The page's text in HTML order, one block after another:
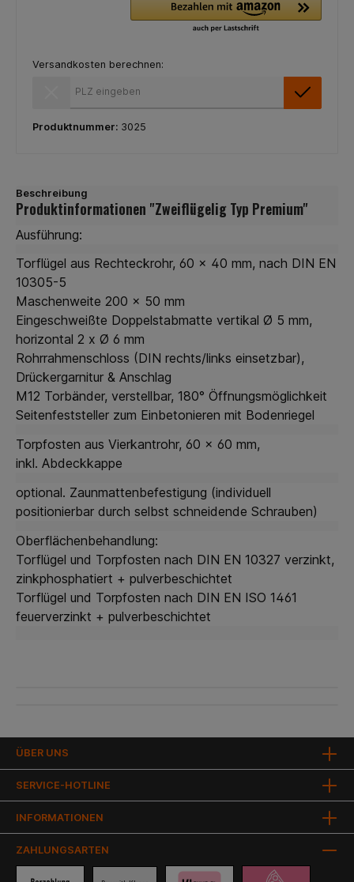
Versandkosten berechnen:
Produktnummer: 3025
Beschreibung
Produktinformationen "Zweiflügelig Typ Premium"
Ausführung:
Torflügel aus Rechteckrohr, 60 x 40 mm, nach DIN EN
10305-5
Maschenweite 200 x 50 mm
Eingeschweißte Doppelstabmatte vertikal Ø 5 mm,
horizontal 2 x Ø 6 mm
Rohrrahmenschloss (DIN rechts/links einsetzbar),
Drückergarnitur & Anschlag
M12 Torbänder, verstellbar, 180° Öffnungsmöglichkeit
Seitenfeststeller zum Einbetonieren mit Bodenriegel
Torpfosten aus Vierkantrohr, 60 x 60 mm,
inkl. Abdeckkappe
optional. Zaunmattenbefestigung (individuell
positionierbar durch selbst schneidende Schrauben)
Oberflächenbehandlung:
Torflügel und Torpfosten nach DIN EN 10327 verzinkt,
zinkphosphatiert + pulverbeschichtet
Torflügel und Torpfosten nach DIN EN ISO 1461
feuerverzinkt + pulverbeschichtet
ÜBER UNS
INFORMATIONEN
SERVICE-HOTLINE
ZAHLUNGSARTEN